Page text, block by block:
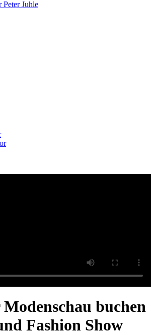
buchen
Fashion Show